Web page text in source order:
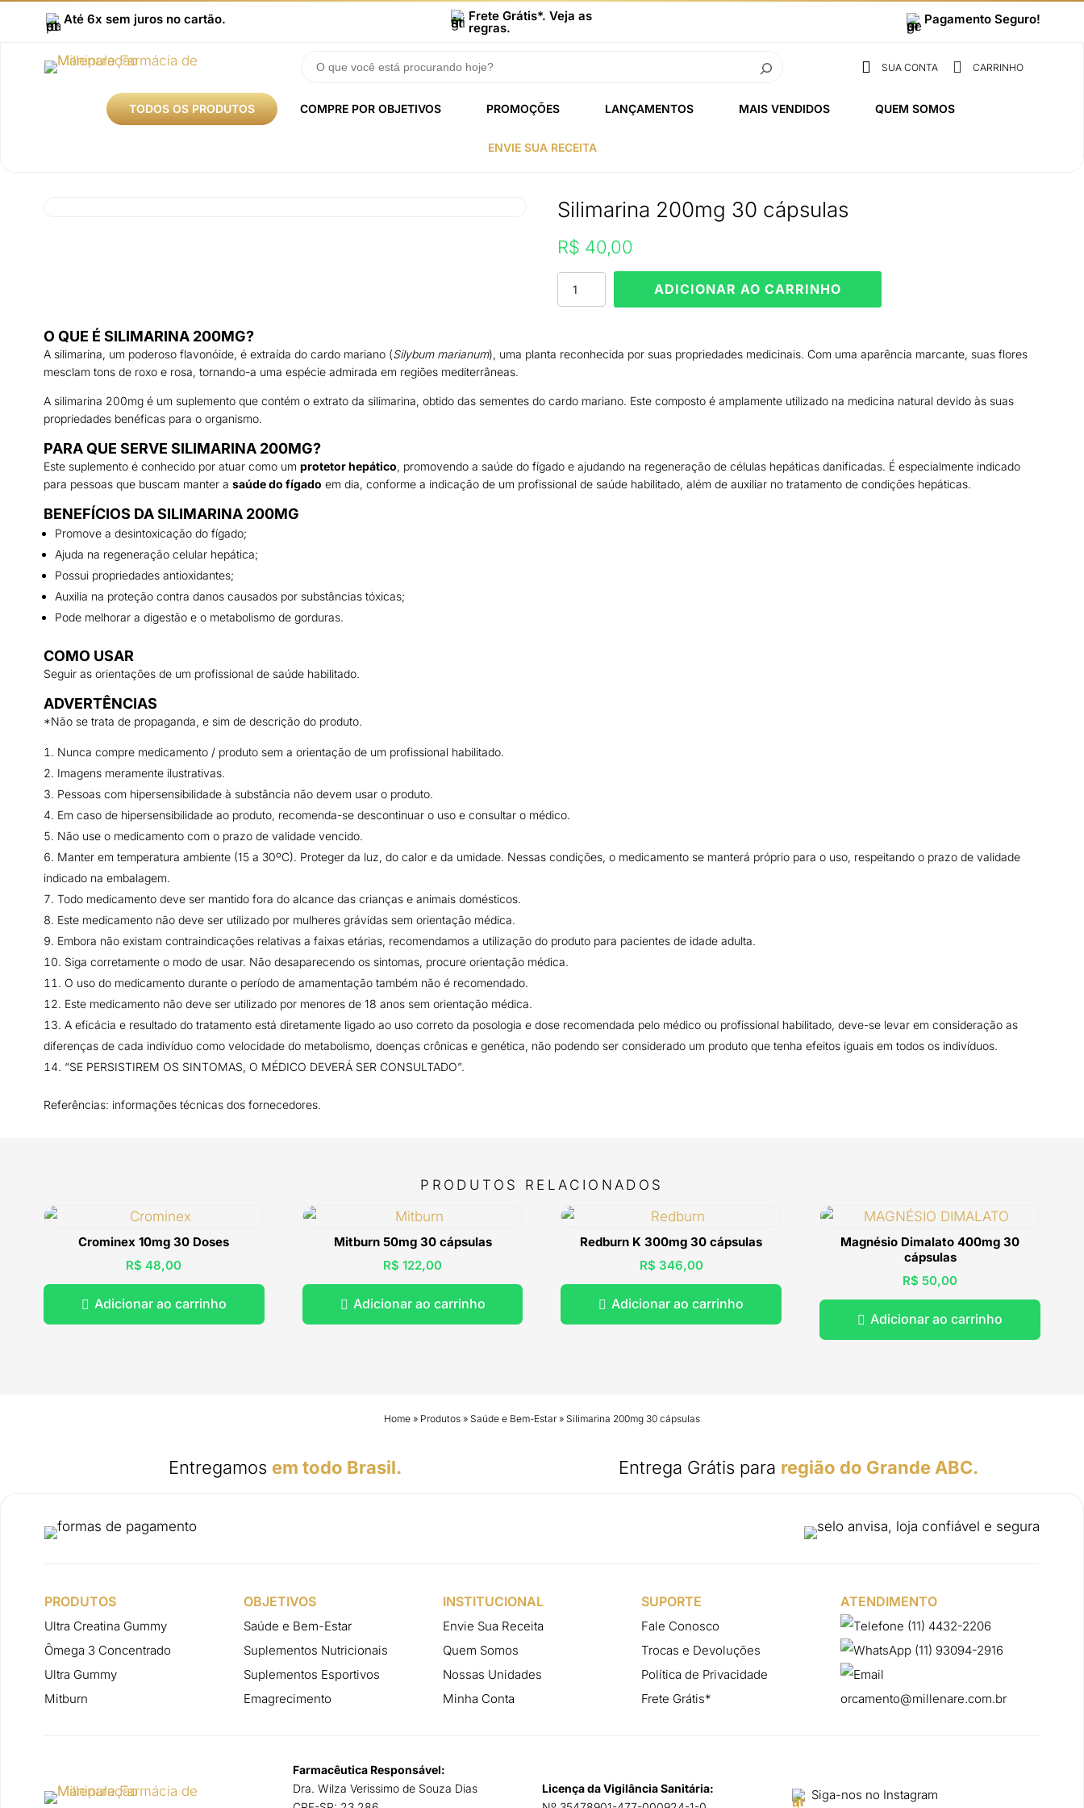
Até 6x sem juros no cartão. Frete Grátis*. Veja as
regras.
Pagamento Seguro!
 SUA CONTA  CARRINHO
TODOS OS PRODUTOS COMPRE POR OBJETIVOS PROMOÇÕES LANÇAMENTOS MAIS VENDIDOS QUEM SOMOS
ENVIE SUA RECEITA
Silimarina 200mg 30 cápsulas
R$ 40,00
Silimarina
200mg
quantidade
ADICIONAR AO CARRINHO
O QUE É SILIMARINA 200MG?
A silimarina, um poderoso flavonóide, é extraída do cardo mariano (Silybum marianum), uma planta reconhecida por suas propriedades medicinais. Com uma aparência marcante, suas flores
mesclam tons de roxo e rosa, tornando-a uma espécie admirada em regiões mediterrâneas.
A silimarina 200mg é um suplemento que contém o extrato da silimarina, obtido das sementes do cardo mariano. Este composto é amplamente utilizado na medicina natural devido às suas
propriedades benéficas para o organismo.
PARA QUE SERVE SILIMARINA 200MG?
Este suplemento é conhecido por atuar como um protetor hepático, promovendo a saúde do fígado e ajudando na regeneração de células hepáticas danificadas. É especialmente indicado
para pessoas que buscam manter a saúde do fígado em dia, conforme a indicação de um profissional de saúde habilitado, além de auxiliar no tratamento de condições hepáticas.
BENEFÍCIOS DA SILIMARINA 200MG
Promove a desintoxicação do fígado;
Ajuda na regeneração celular hepática;
Possui propriedades antioxidantes;
Auxilia na proteção contra danos causados por substâncias tóxicas;
Pode melhorar a digestão e o metabolismo de gorduras.
COMO USAR
Seguir as orientações de um profissional de saúde habilitado.
ADVERTÊNCIAS
*Não se trata de propaganda, e sim de descrição do produto.
Nunca compre medicamento / produto sem a orientação de um profissional habilitado.
Imagens meramente ilustrativas.
Pessoas com hipersensibilidade à substância não devem usar o produto.
Em caso de hipersensibilidade ao produto, recomenda-se descontinuar o uso e consultar o médico.
Não use o medicamento com o prazo de validade vencido.
Manter em temperatura ambiente (15 a 30ºC). Proteger da luz, do calor e da umidade. Nessas condições, o medicamento se manterá próprio para o uso, respeitando o prazo de validade
indicado na embalagem.
Todo medicamento deve ser mantido fora do alcance das crianças e animais domésticos.
Este medicamento não deve ser utilizado por mulheres grávidas sem orientação médica.
Embora não existam contraindicações relativas a faixas etárias, recomendamos a utilização do produto para pacientes de idade adulta.
Siga corretamente o modo de usar. Não desaparecendo os sintomas, procure orientação médica.
O uso do medicamento durante o período de amamentação também não é recomendado.
Este medicamento não deve ser utilizado por menores de 18 anos sem orientação médica.
A eficácia e resultado do tratamento está diretamente ligado ao uso correto da posologia e dose recomendada pelo médico ou profissional habilitado, deve-se levar em consideração as
diferenças de cada indivíduo como velocidade do metabolismo, doenças crônicas e genética, não podendo ser considerado um produto que tenha efeitos iguais em todos os indivíduos.
“SE PERSISTIREM OS SINTOMAS, O MÉDICO DEVERÁ SER CONSULTADO”.
Referências: informações técnicas dos fornecedores.
PRODUTOS RELACIONADOS
Crominex 10mg 30 Doses
R$ 48,00
 Adicionar ao carrinho
Mitburn 50mg 30 cápsulas
R$ 122,00
 Adicionar ao carrinho
Redburn K 300mg 30 cápsulas
R$ 346,00
 Adicionar ao carrinho
Magnésio Dimalato 400mg 30
cápsulas
R$ 50,00
 Adicionar ao carrinho
Home » Produtos » Saúde e Bem-Estar » Silimarina 200mg 30 cápsulas
Entregamos em todo Brasil. Entrega Grátis para região do Grande ABC.
PRODUTOS
Ultra Creatina Gummy
Ômega 3 Concentrado
Ultra Gummy
Mitburn
OBJETIVOS
Saúde e Bem-Estar
Suplementos Nutricionais
Suplementos Esportivos
Emagrecimento
INSTITUCIONAL
Envie Sua Receita
Quem Somos
Nossas Unidades
Minha Conta
SUPORTE
Fale Conosco
Trocas e Devoluções
Política de Privacidade
Frete Grátis*
ATENDIMENTO
(11) 4432-2206
(11) 93094-2916
orcamento@millenare.com.br
Farmacêutica Responsável:
Dra. Wilza Verissimo de Souza Dias
Licença da Vigilância Sanitária:
Siga-nos no Instagram